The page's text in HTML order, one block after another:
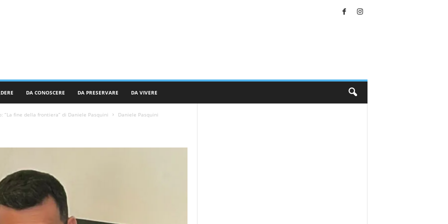
DA CONOSCERE DA PRESERVARE DA VIVERE
“La fine della frontiera” di Daniele Pasquini Daniele Pasquini